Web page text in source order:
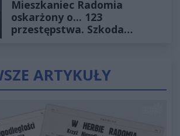
Mieszkaniec Radomia
oskarżony o... 123
przestępstwa. Szkoda
ARTYKUŁY